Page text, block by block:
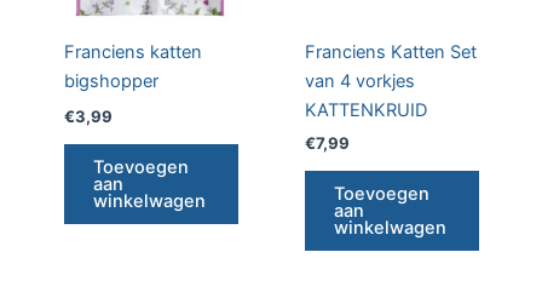
Franciens katten
bigshopper
€3,99
Toevoegen
aan
winkelwagen
Franciens Katten Set
van 4 vorkjes
KATTENKRUID
€7,99
Toevoegen
aan
winkelwagen